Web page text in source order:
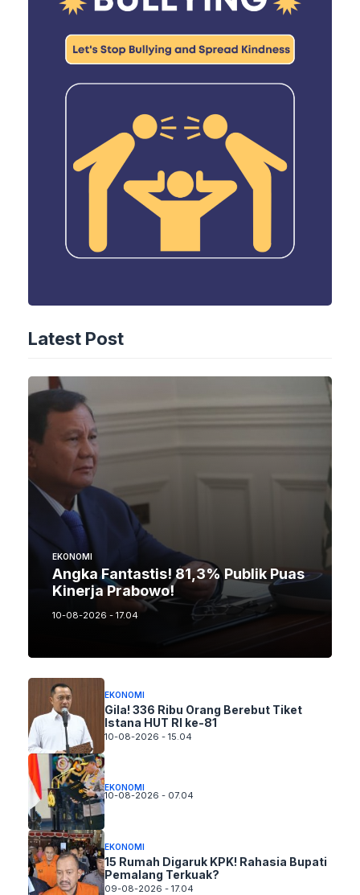
Latest Post
EKONOMI
Angka Fantastis! 81,3% Publik Puas
Kinerja Prabowo!
10-08-2026 - 17.04
EKONOMI
Gila! 336 Ribu Orang Berebut Tiket
Istana HUT RI ke-81
10-08-2026 - 15.04
EKONOMI
10-08-2026 - 07.04
EKONOMI
15 Rumah Digaruk KPK! Rahasia Bupati
Pemalang Terkuak?
09-08-2026 - 17.04